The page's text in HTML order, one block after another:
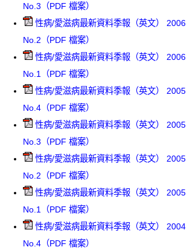
No.3（PDF 檔案）
性病/愛滋病最新資料季報（英文）
No.2（PDF 檔案）
性病/愛滋病最新資料季報（英文）
No.1（PDF 檔案）
性病/愛滋病最新資料季報（英文） 2005
No.4（PDF 檔案）
性病/愛滋病最新資料季報（英文） 2005
No.3（PDF 檔案）
性病/愛滋病最新資料季報（英文） 2005
No.2（PDF 檔案）
性病/愛滋病最新資料季報（英文） 2005
No.1（PDF 檔案）
性病/愛滋病最新資料季報（英文）
No.4（PDF 檔案）